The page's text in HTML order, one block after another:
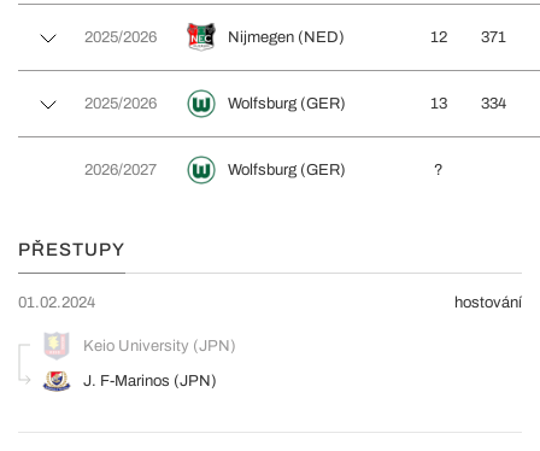
2025/2026 Nijmegen (NED) 12 371
2025/2026 Wolfsburg (GER) 13 334
2026/2027 Wolfsburg (GER) ?
PŘESTUPY
01.02.2024
Keio University (JPN)
J. F-Marinos (JPN)
hostování